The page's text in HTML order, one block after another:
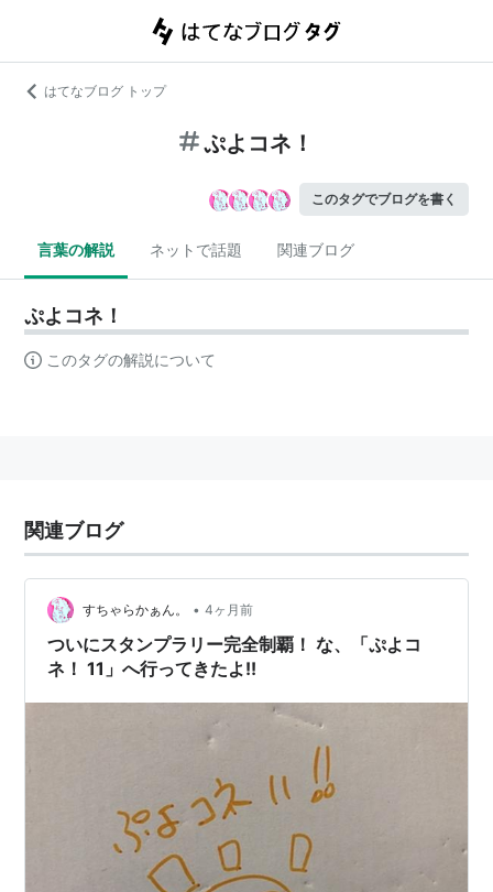
はてなブログ トップ
ぷよコネ！
このタグでブログを書く
言葉の解説 ネットで話題 関連ブログ
ぷよコネ！
このタグの解説について
関連ブログ
すちゃらかぁん。 • 4ヶ月前
ついにスタンプラリー完全制覇！ な、「ぷよコ
ネ！ 11」へ行ってきたよ!!